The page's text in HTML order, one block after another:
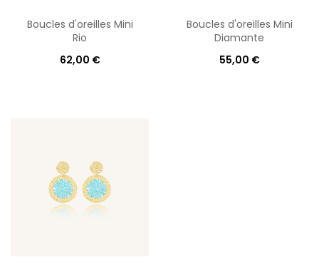
Boucles d'oreilles Mini
Rio
62,00 €
Boucles d'oreilles Mini
Diamante
55,00 €